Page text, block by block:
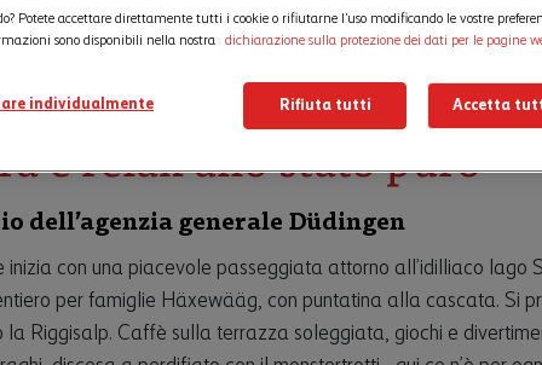
della Sense –
e relax allo stato puro
dell’agenzia generale Düdingen
inizia con una piacevole passeggiata attorno all’idilliaco lago
per famiglie Häxewääg, con puntatina alla cascata. Si
la Riggisalp. Caffè sulla terrazza soleggiata, giochi e
Potete accettare direttamente tutti i cookie o rifiutarne l’uso modificando le vostre
sono disponibili nella nostra
dichiarazione sulla protezione dei dati per le pagine
individualmente Rifiuta tutti Accetta